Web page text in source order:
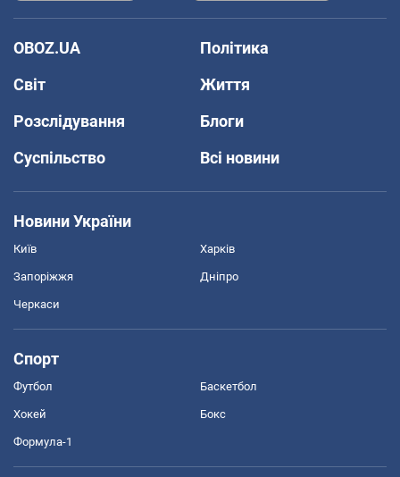
OBOZ.UA
Політика
Світ
Життя
Розслідування
Блоги
Суспільство
Всі новини
Новини України
Київ Харків
Запоріжжя Дніпро
Черкаси
Спорт
Футбол Баскетбол
Хокей Бокс
Формула-1